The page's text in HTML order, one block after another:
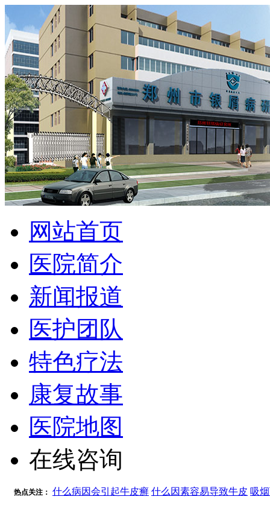
网站首页
医院简介
新闻报道
医护团队
特色疗法
康复故事
医院地图
在线咨询
热点关注： 什么病因会引起牛皮癣 什么因素容易导致牛皮 吸